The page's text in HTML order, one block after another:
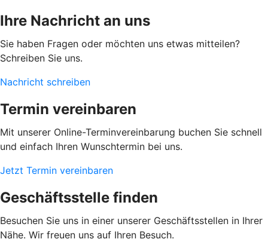
Ihre Nachricht an uns
Sie haben Fragen oder möchten uns etwas mitteilen?
Schreiben Sie uns.
Nachricht schreiben
Termin vereinbaren
Mit unserer Online-Terminvereinbarung buchen Sie schnell
und einfach Ihren Wunschtermin bei uns.
Jetzt Termin vereinbaren
Geschäftsstelle finden
Besuchen Sie uns in einer unserer Geschäftsstellen in Ihrer
Nähe. Wir freuen uns auf Ihren Besuch.